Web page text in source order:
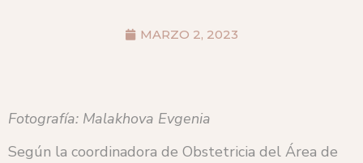
MARZO 2, 2023
Fotografía: Malakhova Evgenia
Según la coordinadora de Obstetricia del Área de